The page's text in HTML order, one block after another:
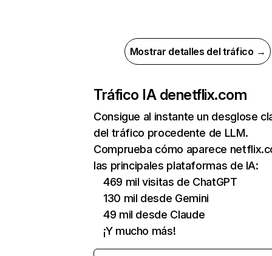
Mostrar detalles del tráfico →
Tráfico IA denetflix.com
Consigue al instante un desglose
del tráfico procedente de LLM.
Comprueba cómo aparece
las principales plataformas de IA:
469 mil visitas de ChatGPT
130 mil desde Gemini
49 mil desde Claude
¡Y mucho más!